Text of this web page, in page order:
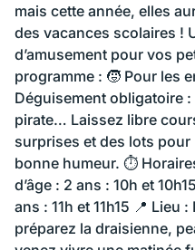
mais cette année, elles
des vacances scolaires !
d’amusement pour vos
programme : 🧒 Pour les
Déguisement obligatoire
pirate… Laissez libre
surprises et des lots pour
bonne humeur. ⏱️
d’âge : 2 ans : 10h et
ans : 11h et 11h15 📍 Lieu
préparez la draisienne,